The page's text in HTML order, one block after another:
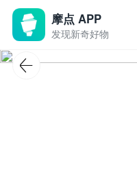
摩点 APP
发现新奇好物